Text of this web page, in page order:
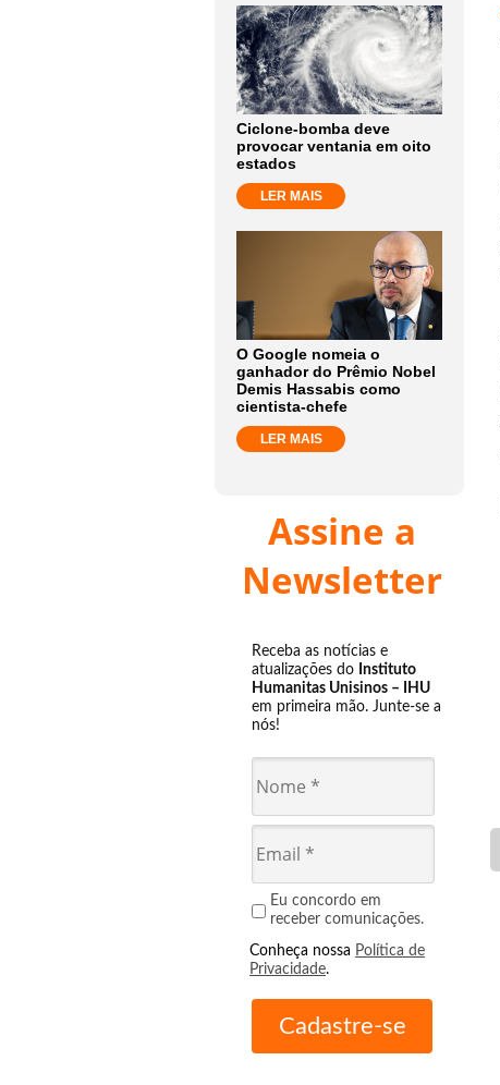
Ciclone-bomba deve
provocar ventania em oito
estados
LER MAIS
O Google nomeia o
ganhador do Prêmio Nobel
Demis Hassabis como
cientista-chefe
LER MAIS
Assine a
Newsletter
Receba as notícias e
atualizações do Instituto
Humanitas Unisinos – IHU
em primeira mão. Junte-se a
nós!
Eu concordo em
receber comunicações.
Conheça nossa Política de
Privacidade.